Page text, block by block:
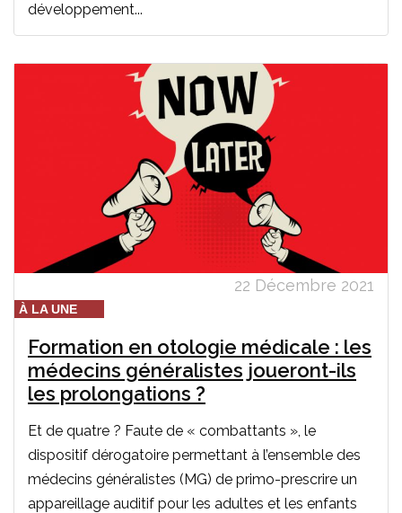
développement...
22 Décembre 2021
À LA UNE
Formation en otologie médicale : les
médecins généralistes joueront-ils
les prolongations ?
Et de quatre ? Faute de « combattants », le
dispositif dérogatoire permettant à l’ensemble des
médecins généralistes (MG) de primo-prescrire un
appareillage auditif pour les adultes et les enfants